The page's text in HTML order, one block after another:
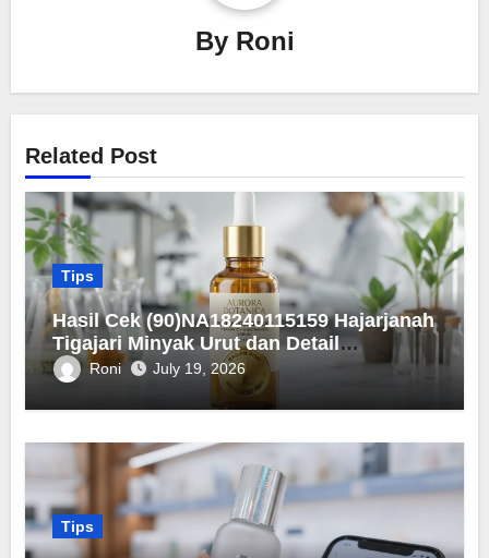
By Roni
Related Post
Tips
Hasil Cek (90)NA18240115159 Hajarjanah
Tigajari Minyak Urut dan Detail
Registrasinya
Roni July 19, 2026
Tips